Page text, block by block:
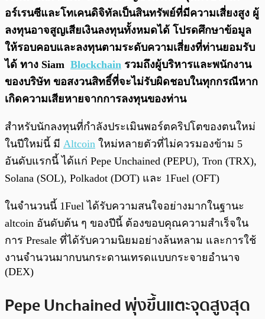
อร์เรนซีและโทเคนดิจิทัลเป็นสินทรัพย์ที่มีความเสี่ยงสูง ผู้
ลงทุนอาจสูญเสียเงินลงทุนทั้งหมดได้ โปรดศึกษาข้อมูล
ให้รอบคอบและลงทุนตามระดับความเสี่ยงที่ท่านยอมรับ
ได้ ทาง Siam Blockchain รวมถึงผู้บริหารและพนักงาน
ของบริษัท ขอสงวนสิทธิ์ที่จะไม่รับผิดชอบในทุกกรณีหาก
เกิดความเสียหายจากการลงทุนของท่าน
สำหรับนักลงทุนที่กำลังประเมินพอร์ตคริปโตของตนใหม่
ในปีใหม่นี้ มี Altcoin ใหม่หลายตัวที่ไม่ควรมองข้าม 5
อันดับแรกนี้ ได้แก่ Pepe Unchained (PEPU), Tron (TRX),
Solana (SOL), Polkadot (DOT) และ 1Fuel (OFT)
ในจำนวนนี้ 1Fuel ได้รับความสนใจอย่างมากในฐานะ
altcoin อันดับต้น ๆ ของปีนี้ ต้องขอบคุณความสำเร็จใน
การ Presale ที่ได้รับความนิยมอย่างล้นหลาม และการใช้
งานจำนวนมากบนกระดานเทรดแบบกระจายอำนาจ
(DEX)
Pepe Unchained พุ่งขึ้นแตะจุดสูงสุด